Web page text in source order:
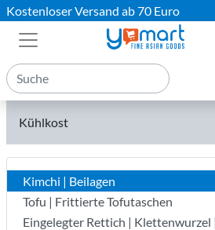
Kostenloser Versand ab 70 Euro
Kühlkost
Kimchi | Beilagen
Tofu | Frittierte Tofutaschen
Eingelegter Rettich | Klettenwurzel